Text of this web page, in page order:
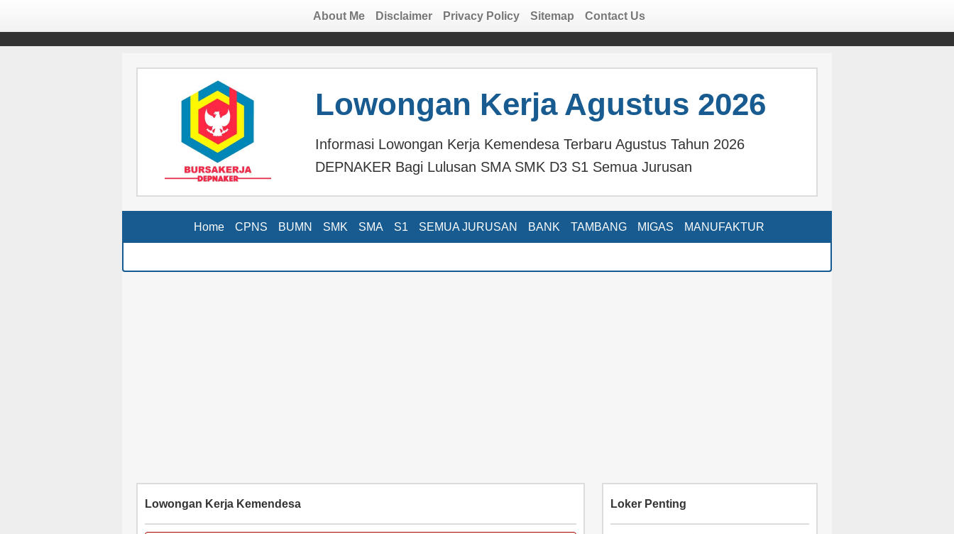
About Me Disclaimer Privacy Policy Sitemap Contact Us
Lowongan Kerja Agustus 2026
Informasi Lowongan Kerja Kemendesa Terbaru Agustus Tahun 2026
DEPNAKER Bagi Lulusan SMA SMK D3 S1 Semua Jurusan
Home CPNS BUMN SMK SMA S1 SEMUA JURUSAN BANK TAMBANG MIGAS MANUFAKTUR
Lowongan Kerja Kemendesa Loker Penting